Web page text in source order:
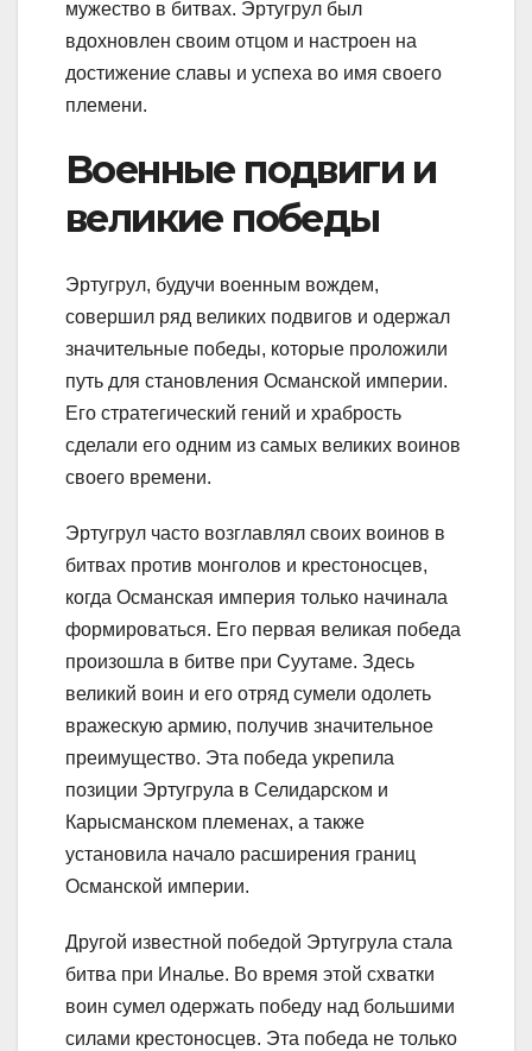
мужество в битвах. Эртугрул был
вдохновлен своим отцом и настроен на
достижение славы и успеха во имя своего
племени.
Военные подвиги и
великие победы
Эртугрул, будучи военным вождем,
совершил ряд великих подвигов и одержал
значительные победы, которые проложили
путь для становления Османской империи.
Его стратегический гений и храбрость
сделали его одним из самых великих воинов
своего времени.
Эртугрул часто возглавлял своих воинов в
битвах против монголов и крестоносцев,
когда Османская империя только начинала
формироваться. Его первая великая победа
произошла в битве при Суутаме. Здесь
великий воин и его отряд сумели одолеть
вражескую армию, получив значительное
преимущество. Эта победа укрепила
позиции Эртугрула в Селидарском и
Карысманском племенах, а также
установила начало расширения границ
Османской империи.
Другой известной победой Эртугрула стала
битва при Иналье. Во время этой схватки
воин сумел одержать победу над большими
силами крестоносцев. Эта победа не только